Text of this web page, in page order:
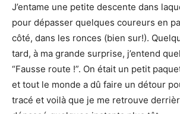
J’entame une petite descente dans
pour dépasser quelques coureurs en
côté, dans les ronces (bien sur!).
tard, à ma grande surprise, j’entend
“Fausse route !”. On était un petit
et tout le monde a dû faire un détour
tracé et voilà que je me retrouve